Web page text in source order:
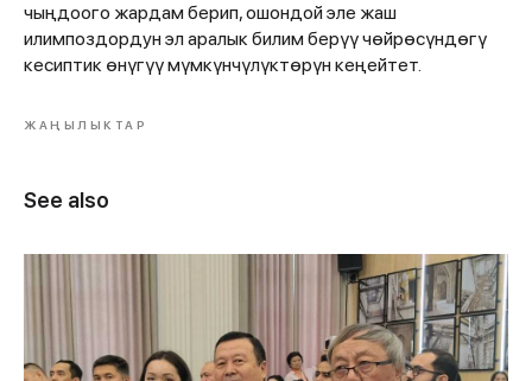
чыңдоого жардам берип, ошондой эле жаш
илимпоздордун эл аралык билим берүү чөйрөсүндөгү
кесиптик өнүгүү мүмкүнчүлүктөрүн кеңейтет.
ЖАҢЫЛЫКТАР
See also